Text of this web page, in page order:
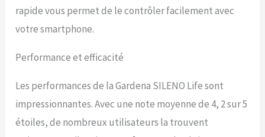
rapide vous permet de le contrôler facilement avec
votre smartphone.
Performance et efficacité
Les performances de la Gardena SILENO Life sont
impressionnantes. Avec une note moyenne de 4, 2 sur 5
étoiles, de nombreux utilisateurs la trouvent